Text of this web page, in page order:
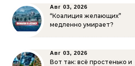
Авг 03, 2026
“Коалиция желающих”
медленно умирает?
Авг 03, 2026
Вот так: всё простенько и